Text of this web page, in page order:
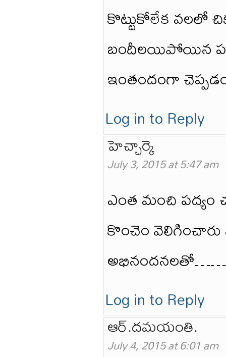
కొట్టుకోలేక వలలో
బందీలయిపోయిన
ఇంతందంగా
Log in to Reply
హెచ్చార్కె
July 3, 2015 at 5:47 am
ఎంత మంచి పద్యం
కొంచెం వెలిగించారు
అభినందనలతో……
Log in to Reply
ఆర్.దమయంతి.
July 4, 2015 at 6:01 am